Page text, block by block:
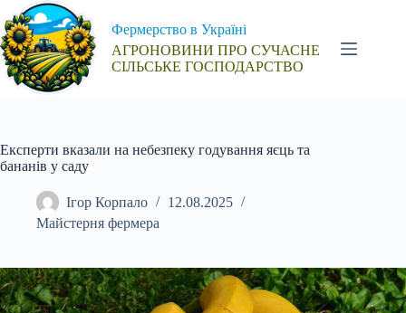
Перейти
до
вмісту
Фермерство в Україні
АГРОНОВИНИ ПРО СУЧАСНЕ
СІЛЬСЬКЕ ГОСПОДАРСТВО
Експерти вказали на небезпеку годування яєць та
бананів у саду
Ігор Корпало
12.08.2025
Майстерня фермера